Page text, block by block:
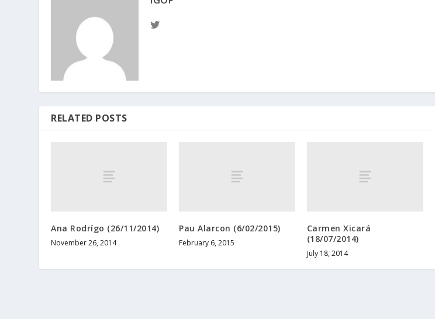
RELATED POSTS
Ana Rodrígo (26/11/2014)
November 26, 2014
Pau Alarcon (6/02/2015)
February 6, 2015
Carmen Xicará
(18/07/2014)
July 18, 2014